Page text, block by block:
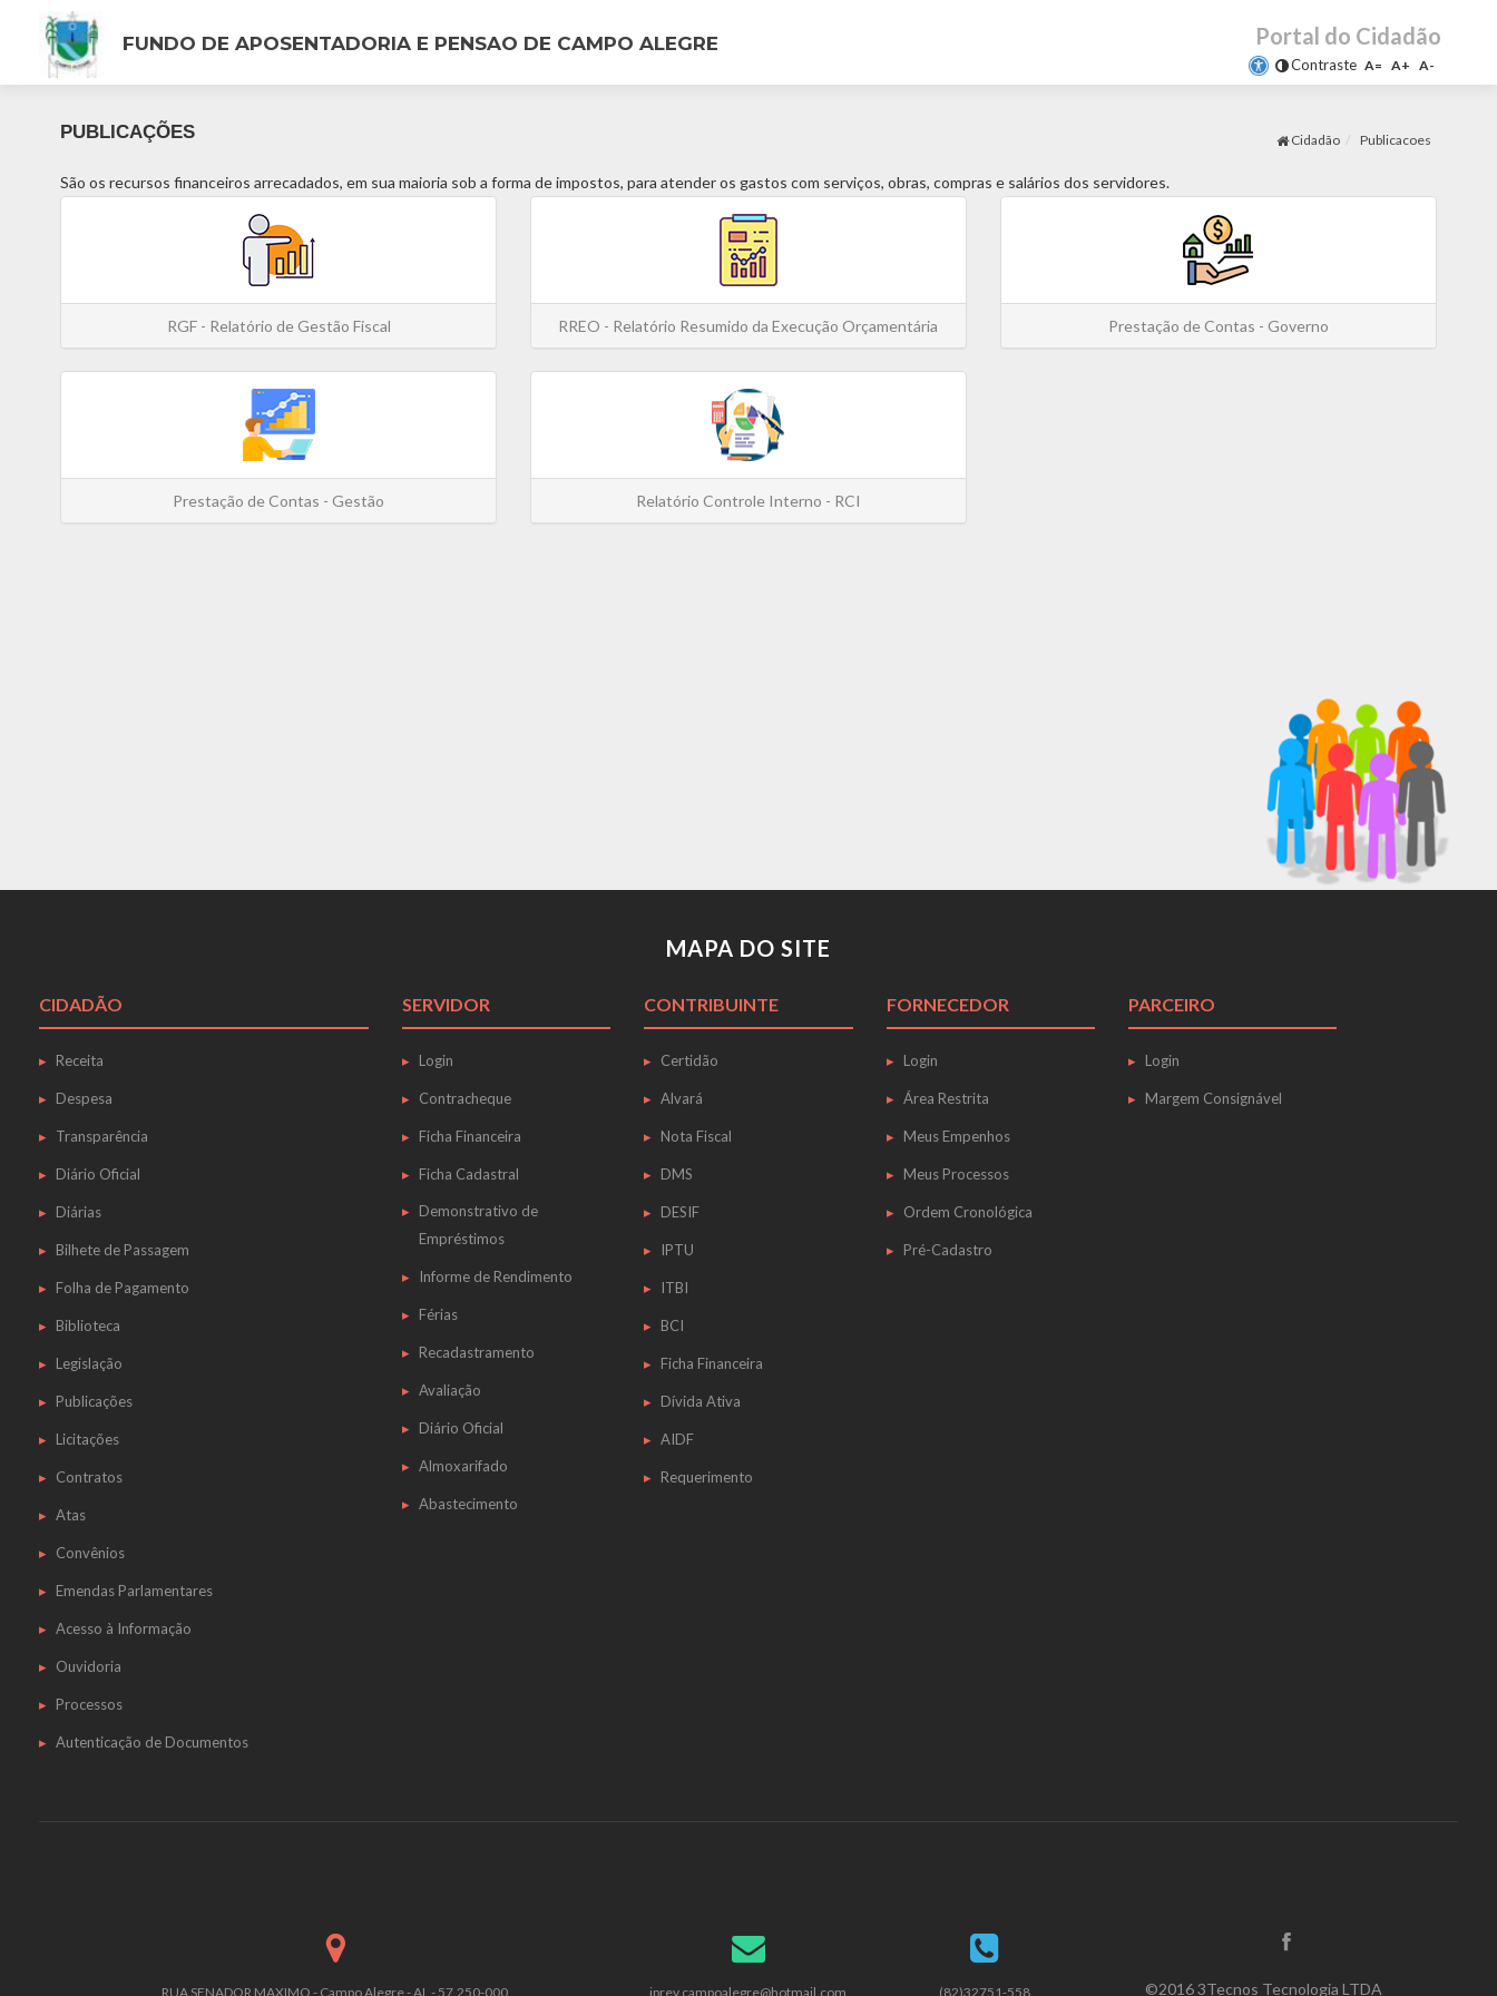
FUNDO DE APOSENTADORIA E PENSAO DE CAMPO ALEGRE Portal do Cidadão
Contraste A= A+ A-
Cidadão Publicacoes
PUBLICAÇÕES
São os recursos financeiros arrecadados, em sua maioria sob a forma de impostos, para atender os gastos com serviços, obras, compras e salários dos servidores.
RGF - Relatório de Gestão Fiscal RREO - Relatório Resumido da Execução Orçamentária Prestação de Contas - Governo
Prestação de Contas - Gestão Relatório Controle Interno - RCI
MAPA DO SITE
CIDADÃO
Receita
Despesa
Transparência
Diário Oficial
Diárias
Bilhete de Passagem
Folha de Pagamento
Biblioteca
Legislação
Publicações
Licitações
Contratos
Atas
Convênios
Emendas Parlamentares
Acesso à Informação
Ouvidoria
Processos
Autenticação de Documentos
SERVIDOR
Login
Contracheque
Ficha Financeira
Ficha Cadastral
Demonstrativo de
Empréstimos
Informe de Rendimento
Férias
Recadastramento
Avaliação
Diário Oficial
Almoxarifado
Abastecimento
CONTRIBUINTE
Certidão
Alvará
Nota Fiscal
DMS
DESIF
IPTU
ITBI
BCI
Ficha Financeira
Dívida Ativa
AIDF
Requerimento
FORNECEDOR
Login
Área Restrita
Meus Empenhos
Meus Processos
Ordem Cronológica
Pré-Cadastro
PARCEIRO
Login
Margem Consignável
RUA SENADOR MAXIMO - Campo Alegre - AL - 57.250-000 iprev.campoalegre@hotmail.com (82)32751-558 ©2016 3Tecnos Tecnologia LTDA